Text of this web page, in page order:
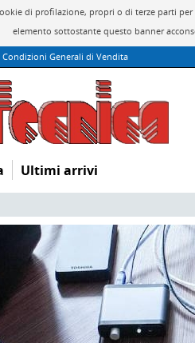
di profilazione, propri o di terze parti
elemento sottostante questo banner
Condizioni Generali di Vendita
Ultimi arrivi